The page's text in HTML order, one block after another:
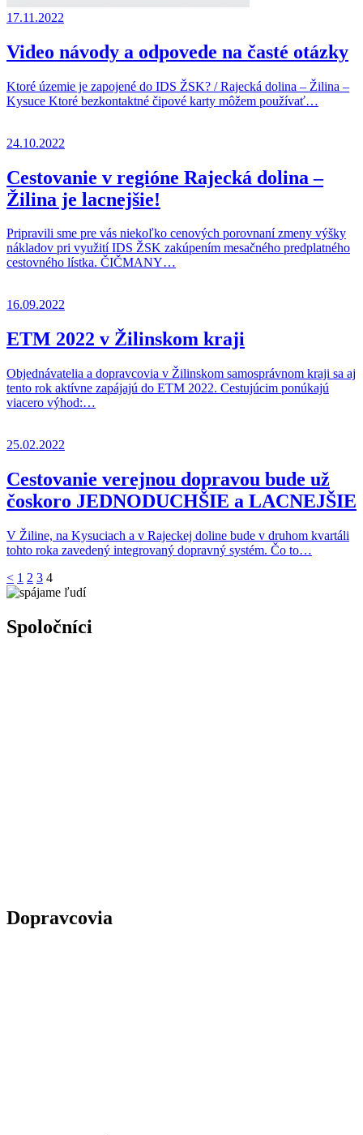
17.11.2022
Video návody a odpovede na časté otázky
Ktoré územie je zapojené do IDS ŽSK? / Rajecká dolina – Žilina –
Kysuce Ktoré bezkontaktné čipové karty môžem používať…
24.10.2022
Cestovanie v regióne Rajecká dolina –
Žilina je lacnejšie!
Pripravili sme pre vás niekoľko cenových porovnaní zmeny výšky
nákladov pri využití IDS ŽSK zakúpením mesačného predplatného
cestovného lístka. ČIČMANY…
16.09.2022
ETM 2022 v Žilinskom kraji
Objednávatelia a dopravcovia v Žilinskom samosprávnom kraji sa aj
tento rok aktívne zapájajú do ETM 2022. Cestujúcim ponúkajú
viacero výhod:…
25.02.2022
Cestovanie verejnou dopravou bude už
čoskoro JEDNODUCHŠIE a LACNEJŠIE
V Žiline, na Kysuciach a v Rajeckej doline bude v druhom kvartáli
tohto roka zavedený integrovaný dopravný systém. Čo to…
< 1 2 3 4
Spoločníci
Dopravcovia